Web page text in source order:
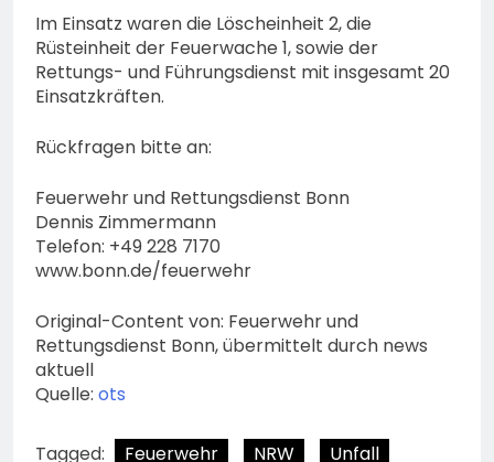
Im Einsatz waren die Löscheinheit 2, die
Rüsteinheit der Feuerwache 1, sowie der
Rettungs- und Führungsdienst mit insgesamt 20
Einsatzkräften.
Rückfragen bitte an:
Feuerwehr und Rettungsdienst Bonn
Dennis Zimmermann
Telefon: +49 228 7170
www.bonn.de/feuerwehr
Original-Content von: Feuerwehr und
Rettungsdienst Bonn, übermittelt durch news
aktuell
Quelle: ots
Tagged: Feuerwehr NRW Unfall